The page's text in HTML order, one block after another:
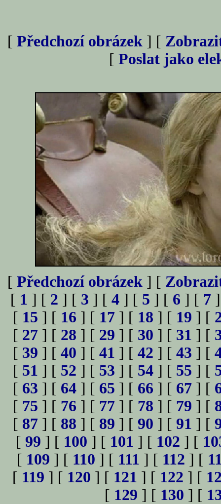
[ Předchozí obrázek ] [
[ Poslat jako
[ Předchozí obrázek ] [
[ 1 ] [ 2 ] [ 3 ] [ 4 ] [ 5 ] [ 6 ] [ 7
[ 15 ] [ 16 ] [ 17 ] [ 18 ] [ 19 ] [
[ 27 ] [ 28 ] [ 29 ] [ 30 ] [ 31 ] [
[ 39 ] [ 40 ] [ 41 ] [ 42 ] [ 43 ] [
[ 51 ] [ 52 ] [ 53 ] [ 54 ] [ 55 ] [
[ 63 ] [ 64 ] [ 65 ] [ 66 ] [ 67 ] [
[ 75 ] [ 76 ] [ 77 ] [ 78 ] [ 79 ] [
[ 87 ] [ 88 ] [ 89 ] [ 90 ] [ 91 ] [
[ 99 ] [ 100 ] [ 101 ] [ 102 ] [
[ 109 ] [ 110 ] [ 111 ] [ 112 ] [
[ 119 ] [ 120 ] [ 121 ] [ 122 ] [
[ 129 ] [ 130 ] [